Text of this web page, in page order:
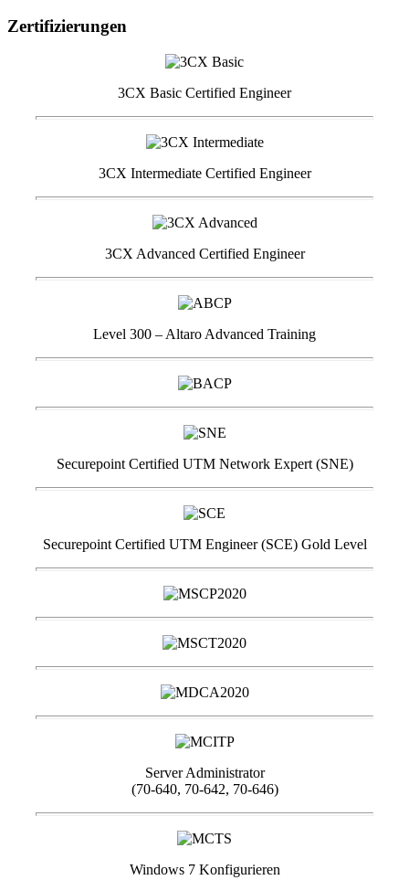
Zertifizierungen
3CX Basic Certified Engineer
3CX Intermediate Certified Engineer
3CX Advanced Certified Engineer
Level 300 – Altaro Advanced Training
Securepoint Certified UTM Network Expert (SNE)
Securepoint Certified UTM Engineer (SCE) Gold Level
Server Administrator
(70-640, 70-642, 70-646)
Windows 7 Konfigurieren